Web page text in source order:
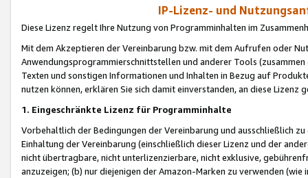
IP-Lizenz- und
Diese Lizenz regelt Ihre Nutzung von Programminhalten im
Mit dem Akzeptieren der Vereinbarung bzw. mit dem Aufrufen oder
Anwendungsprogrammierschnittstellen und anderer Tools (zusammen
Texten und sonstigen Informationen und Inhalten in Bezug auf
nutzen können, erklären Sie sich damit einverstanden, an diese Lizenz
1. Eingeschränkte Lizenz für Programminhalte
Vorbehaltlich der Bedingungen der Vereinbarung und ausschließlich
Einhaltung der Vereinbarung (einschließlich dieser Lizenz und der
nicht übertragbare, nicht unterlizenzierbare, nicht exklusive,
anzuzeigen; (b) nur diejenigen der Amazon-Marken zu verwenden